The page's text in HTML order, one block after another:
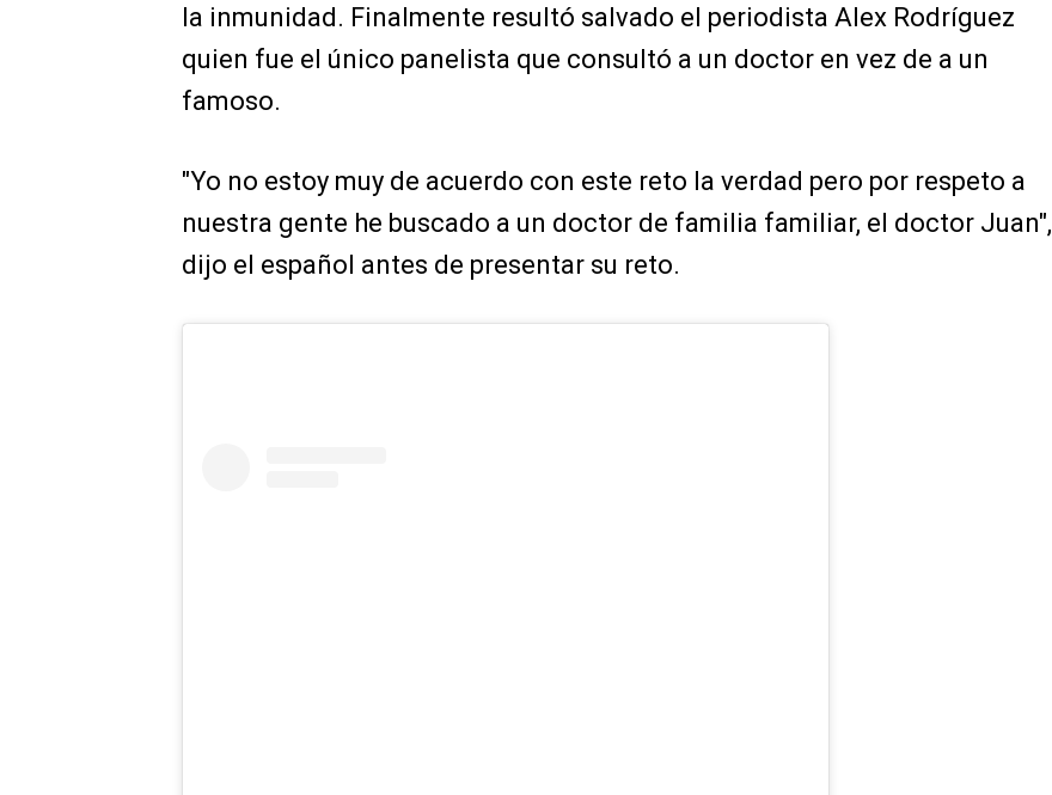
la inmunidad. Finalmente resultó salvado el periodista Alex Rodríguez
quien fue el único panelista que consultó a un doctor en vez de a un
famoso.
"Yo no estoy muy de acuerdo con este reto la verdad pero por respeto a
nuestra gente he buscado a un doctor de familia familiar, el doctor Juan",
dijo el español antes de presentar su reto.